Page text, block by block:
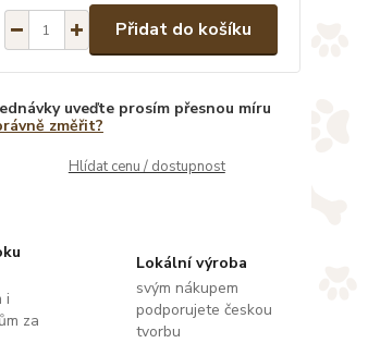
Přidat do košíku
uveďte prosím přesnou míru
změřit?
Hlídat cenu / dostupnost
i
za
Lokální výroba
svým nákupem
podporujete českou
tvorbu